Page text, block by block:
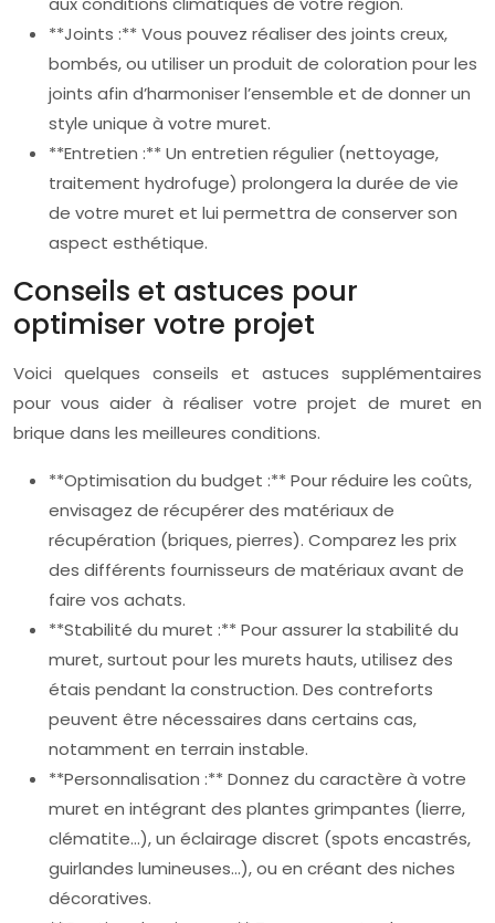
**Joints :** Vous pouvez réaliser des joints creux,
bombés, ou utiliser un produit de coloration pour les
joints afin d’harmoniser l’ensemble et de donner un
style unique à votre muret.
**Entretien :** Un entretien régulier (nettoyage,
traitement hydrofuge) prolongera la durée de vie
de votre muret et lui permettra de conserver son
aspect esthétique.
Conseils et astuces pour
optimiser votre projet
Voici quelques conseils et astuces supplémentaires
pour vous aider à réaliser votre projet de muret en
brique dans les meilleures conditions.
**Optimisation du budget :** Pour réduire les coûts,
envisagez de récupérer des matériaux de
récupération (briques, pierres). Comparez les prix
des différents fournisseurs de matériaux avant de
faire vos achats.
**Stabilité du muret :** Pour assurer la stabilité du
muret, surtout pour les murets hauts, utilisez des
étais pendant la construction. Des contreforts
peuvent être nécessaires dans certains cas,
notamment en terrain instable.
**Personnalisation :** Donnez du caractère à votre
muret en intégrant des plantes grimpantes (lierre,
clématite…), un éclairage discret (spots encastrés,
guirlandes lumineuses…), ou en créant des niches
décoratives.